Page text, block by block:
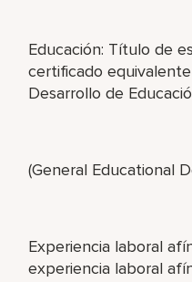
Educación: Título de
certificado
Desarrollo de
(General Educational
Experiencia laboral
experiencia laboral